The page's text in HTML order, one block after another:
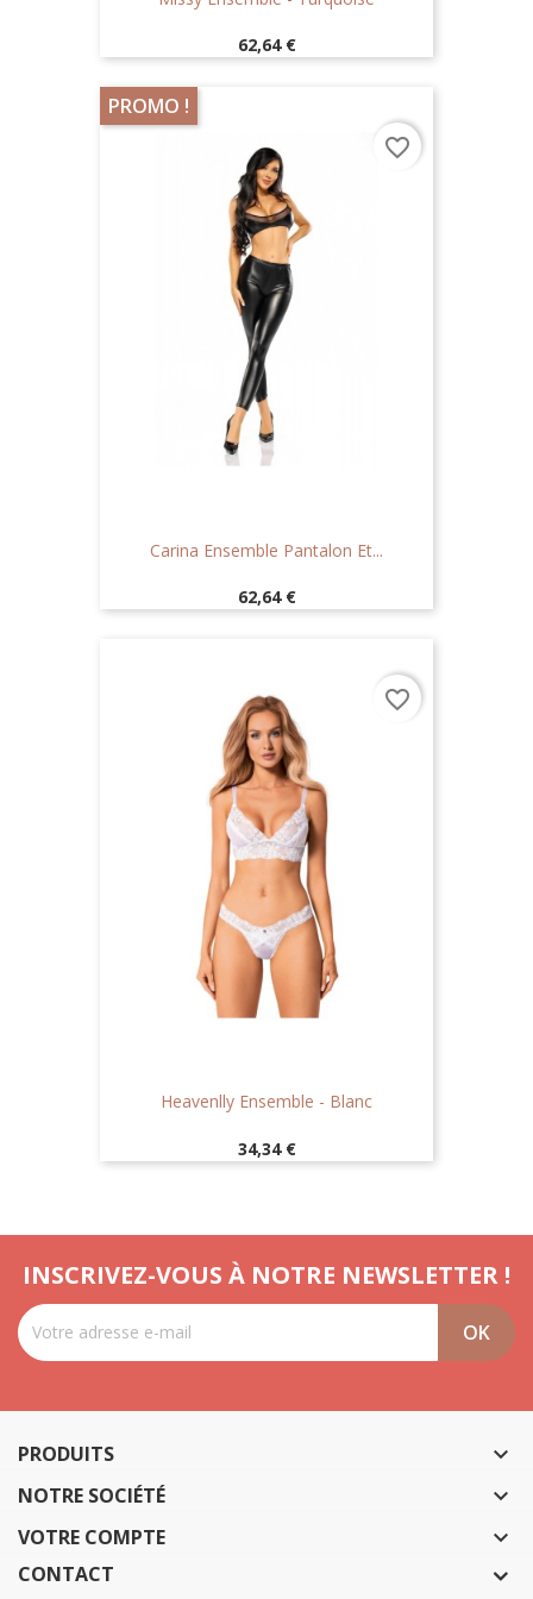
Prix
62,64 €
PROMO !
Carina Ensemble Pantalon Et...
Prix
62,64 €
favorite_border
Heavenlly Ensemble - Blanc
Prix
34,34 €
favorite_border
INSCRIVEZ-VOUS À NOTRE NEWSLETTER !
PRODUITS 
NOTRE SOCIÉTÉ 
VOTRE COMPTE 
CONTACT